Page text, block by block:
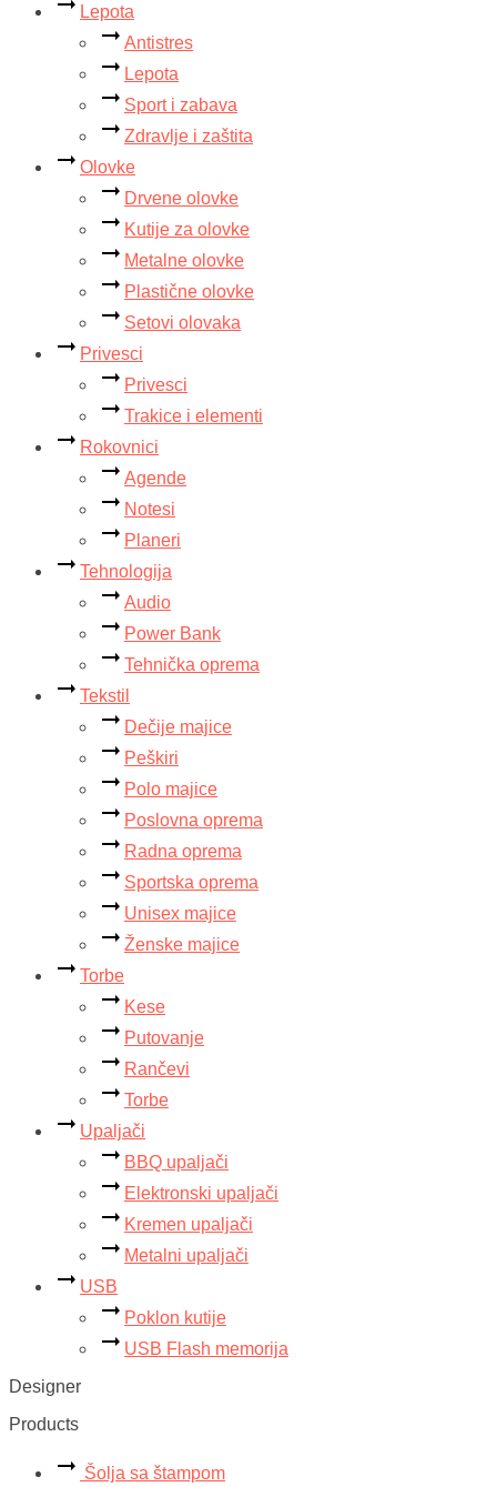
Lepota
Antistres
Lepota
Sport i zabava
Zdravlje i zaštita
Olovke
Drvene olovke
Kutije za olovke
Metalne olovke
Plastične olovke
Setovi olovaka
Privesci
Privesci
Trakice i elementi
Rokovnici
Agende
Notesi
Planeri
Tehnologija
Audio
Power Bank
Tehnička oprema
Tekstil
Dečije majice
Peškiri
Polo majice
Poslovna oprema
Radna oprema
Sportska oprema
Unisex majice
Ženske majice
Torbe
Kese
Putovanje
Rančevi
Torbe
Upaljači
BBQ upaljači
Elektronski upaljači
Kremen upaljači
Metalni upaljači
USB
Poklon kutije
USB Flash memorija
Designer
Products
Šolja sa štampom